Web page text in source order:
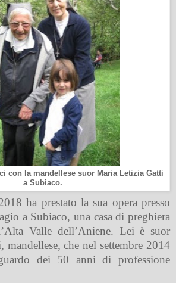
con la mandellese suor Maria Letizia Gatti
a Subiaco.
ha prestato la sua opera presso
a Subiaco, una casa di preghiera
Valle dell’Aniene. Lei è suor
mandellese, che nel settembre 2014
dei 50 anni di professione